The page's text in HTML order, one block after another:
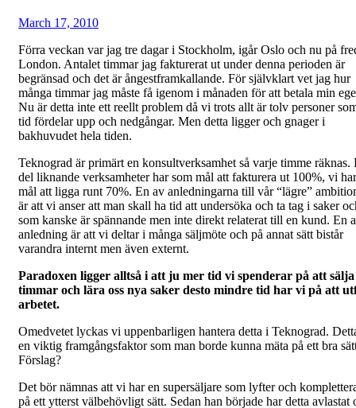
byFredrik
Posted
March 17, 2010
Förra veckan var jag tre dagar i Stockholm, igår Oslo och nu på
London. Antalet timmar jag fakturerat ut under denna perioden är
begränsad och det är ångestframkallande. För självklart vet jag hur
många timmar jag måste få igenom i månaden för att betala min
Nu är detta inte ett reellt problem då vi trots allt är tolv personer
tid fördelar upp och nedgångar. Men detta ligger och gnager i
bakhuvudet hela tiden.
Teknograd är primärt en konsultverksamhet så varje timme räknas.
del liknande verksamheter har som mål att fakturera ut 100%, vi
mål att ligga runt 70%. En av anledningarna till vår “lägre”
är att vi anser att man skall ha tid att undersöka och ta tag i saker
som kanske är spännande men inte direkt relaterat till en kund. En
anledning är att vi deltar i många säljmöte och på annat sätt bistår
varandra internt men även externt.
Paradoxen ligger alltså i att ju mer tid vi spenderar på att sälja
timmar och lära oss nya saker desto mindre tid har vi på att
arbetet.
Omedvetet lyckas vi uppenbarligen hantera detta i Teknograd.
en viktig framgångsfaktor som man borde kunna mäta på ett bra
Förslag?
Det bör nämnas att vi har en supersäljare som lyfter och
på ett ytterst välbehövligt sätt. Sedan han började har detta avlastat